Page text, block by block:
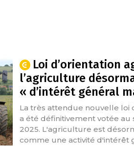
Loi d’orientation
l’agriculture
« d’intérêt général
La très attendue nouvelle loi
a été définitivement votée au
2025. L'agriculture est
comme une activité d'intérêt